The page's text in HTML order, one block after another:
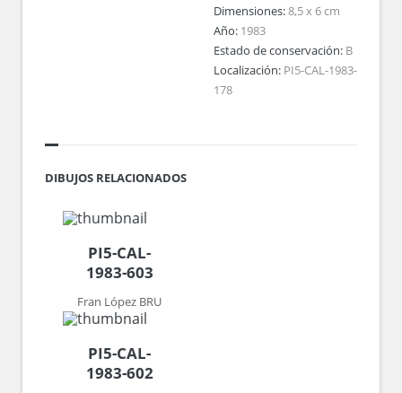
Dimensiones:8,5 x 6 cm
Año: 1983
Estado de conservación: B
Localización: PI5-CAL-1983-
178
DIBUJOS RELACIONADOS
PI5-CAL-
1983-603
Fran López BRU
PI5-CAL-
1983-602